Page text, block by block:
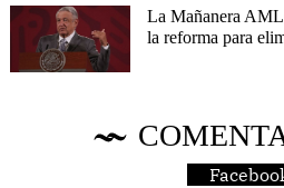
La Mañanera
la reforma para